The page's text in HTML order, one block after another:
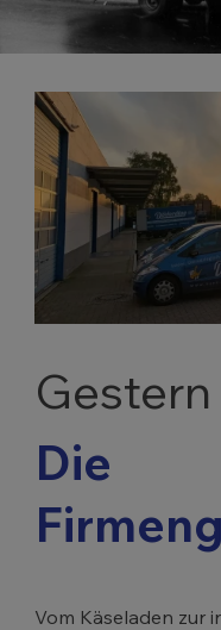
Die
Vom Käseladen zur